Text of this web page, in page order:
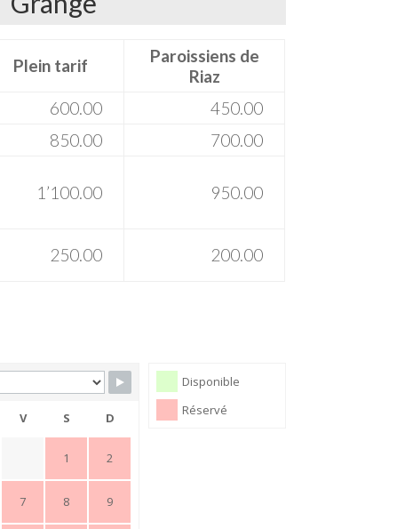
Plein tarif
Paroissiens de
Riaz
600.00
450.00
850.00
700.00
1’100.00 950.00
250.00 200.00
Disponible
Réservé
V S D
1 2
7 8 9